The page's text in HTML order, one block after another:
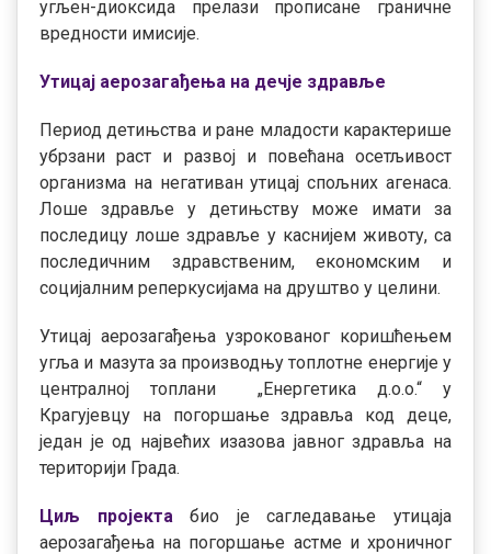
угљен-диоксида прелази прописане граничне
вредности имисије.
Утицај аерозагађења на дечје здравље
Период детињства и ране младости карактерише
убрзани раст и развој и повећана осетљивост
организма на негативан утицај спољних агенаса.
Лоше здравље у детињству може имати за
последицу лоше здравље у каснијем животу, са
последичним здравственим, економским и
социјалним реперкусијама на друштво у целини.
Утицај аерозагађења узрокованог коришћењем
угља и мазута за производњу топлотне енергије у
централној топлани „Енергетика д.о.о.“ у
Крагујевцу на погоршање здравља код деце,
један је од највећих изазова јавног здравља на
територији Града.
Циљ пројектабио је сагледавање утицаја
аерозагађења на погоршање астме и хроничног